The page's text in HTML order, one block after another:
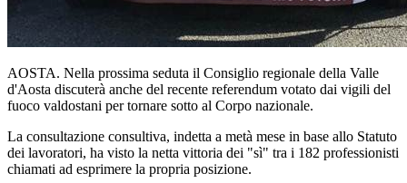
AOSTA. Nella prossima seduta il Consiglio regionale della Valle
d'Aosta discuterà anche del recente referendum votato dai vigili del
fuoco valdostani per tornare sotto al Corpo nazionale.
La consultazione consultiva, indetta a metà mese in base allo Statuto
dei lavoratori, ha visto la netta vittoria dei "sì" tra i 182 professionisti
chiamati ad esprimere la propria posizione.